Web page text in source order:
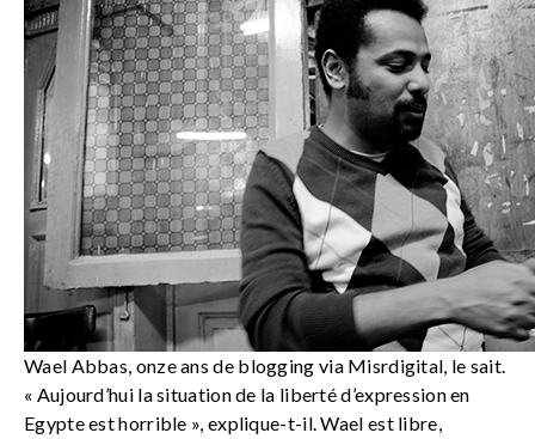
Wael Abbas, onze ans de blogging via Misrdigital, le sait.
« Aujourd’hui la situation de la liberté d’expression en
Egypte est horrible », explique-t-il. Wael est libre,